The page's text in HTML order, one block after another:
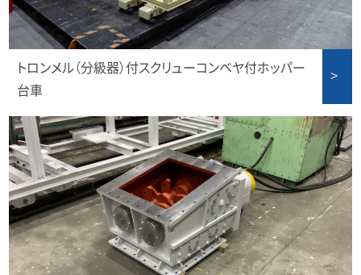
トロンメル（分級器）付スクリューコンベヤ付ホッパー
台車